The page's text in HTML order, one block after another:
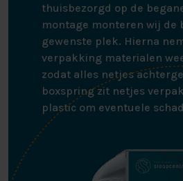
thuisbezorgd op de
montage monteren wij de
gewenste plek. Hierna
verpakking materialen
zodat alles netjes
boxspring zit netjes
plastic om eventuele